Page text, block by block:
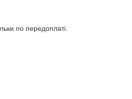
по передоплаті.